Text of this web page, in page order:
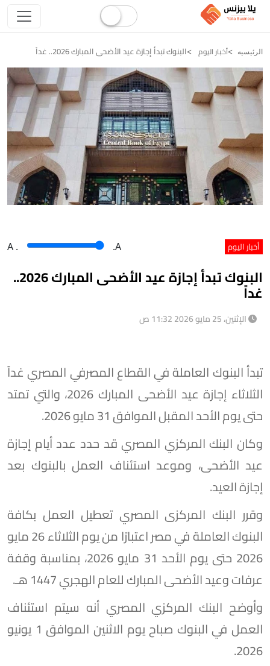
الرئيسيه أخبار اليوم البنوك تبدأ إجازة عيد الأضحى المبارك 2026.. غداً
أخبار اليوم A . .A
البنوك تبدأ إجازة عيد الأضحى المبارك 2026..
غداً
الإثنين، 25 مايو 2026 11:32 ص
تبدأ البنوك العاملة في القطاع المصرفي المصري غداً
الثلاثاء إجازة عيد الأضحى المبارك 2026، والتي تمتد
حتى يوم الأحد المقبل الموافق 31 مايو 2026.
وكان البنك المركزي المصري قد حدد عدد أيام إجازة
عيد الأضحى، وموعد استئناف العمل بالبنوك بعد
إجازة العيد.
وقرر البنك المركزى المصري تعطيل العمل بكافة
البنوك العاملة في مصر اعتبارًا من يوم الثلاثاء 26 مايو
2026 حتى يوم الأحد 31 مايو 2026، بمناسبة وقفة
عرفات وعيد الأضحى المبارك للعام الهجري 1447 هـ.
وأوضح البنك المركزي المصري أنه سيتم استئناف
العمل في البنوك صباح يوم الاثنين الموافق 1 يونيو
2026.